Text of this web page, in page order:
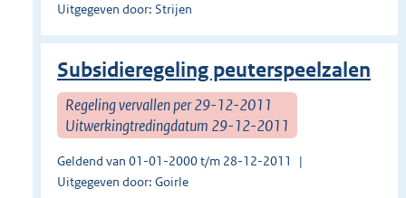
Uitgegeven door: Strijen
Subsidieregeling peuterspeelzalen
Regeling vervallen per 29-12-2011
Uitwerkingtredingdatum 29-12-2011
Geldend van 01-01-2000 t/m 28-12-2011
Uitgegeven door: Goirle